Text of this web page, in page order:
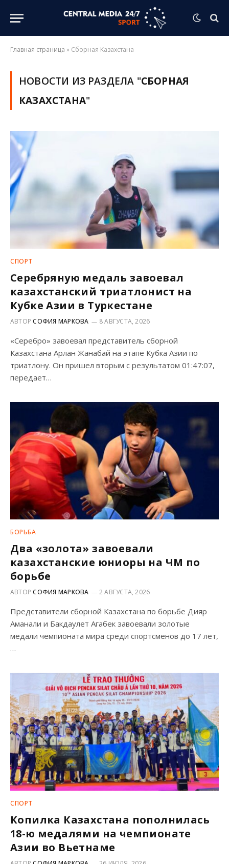
Главная страница » Сборная Казахстана
НОВОСТИ ИЗ РАЗДЕЛА "СБОРНАЯ
КАЗАХСТАНА"
СПОРТ
Серебряную медаль завоевал
казахстанский триатлонист на
Кубке Азии в Туркестане
АВТОРСОФИЯ МАРКОВА 8 АВГУСТА, 2026
«Серебро» завоевал представитель сборной
Казахстана Арлан Жанабай на этапе Кубка Азии по
триатлону. Он пришел вторым с результатом 01:47:07,
передает…
БОРЬБА
Два «золота» завоевали
казахстанские юниоры на ЧМ по
борьбе
АВТОРСОФИЯ МАРКОВА 2 АВГУСТА, 2026
Представители сборной Казахстана по борьбе Дияр
Аманали и Бакдаулет Агабек завоевали золотые
медали чемпионата мира среди спортсменов до 17 лет,
…
СПОРТ
Копилка Казахстана пополнилась
18-ю медалями на чемпионате
Азии во Вьетнаме